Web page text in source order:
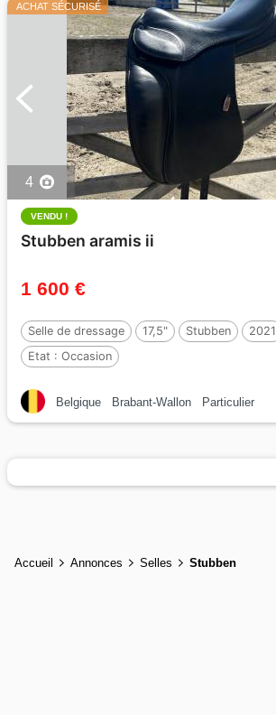
ACHAT SÉCURISÉ
4
VENDU !
Stubben aramis ii
1 600 €
Selle de dressage 17,5" Stubben
2021
Etat : Occasion
Belgique Brabant-Wallon Particulier
Accueil Annonces Selles Stubben